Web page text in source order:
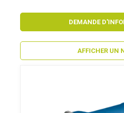
DEMANDE
AFFICHER UN